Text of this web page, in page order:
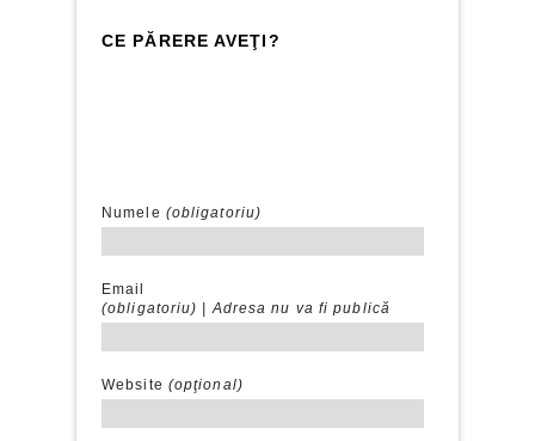
CE PĂRERE AVEŢI?
Numele (obligatoriu)
Email
(obligatoriu) |Adresa nu va fi publică
Website (opţional)